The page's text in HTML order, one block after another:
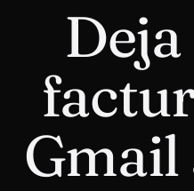
Gmail